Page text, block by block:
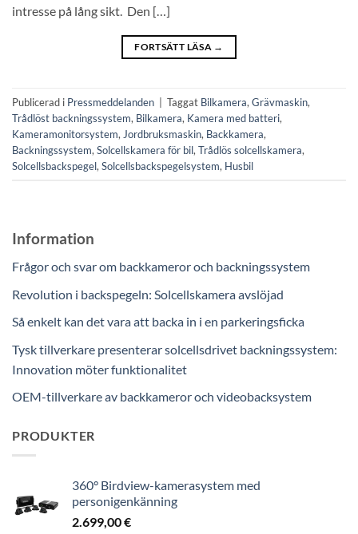
intresse på lång sikt. Den […]
FORTSÄTT LÄSA →
Publicerad i Pressmeddelanden Taggat Bilkamera, Grävmaskin,
Trådlöst backningssystem, Bilkamera, Kamera med batteri,
Kameramonitorsystem, Jordbruksmaskin, Backkamera,
Backningssystem, Solcellskamera för bil, Trådlös solcellskamera,
Solcellsbackspegel, Solcellsbackspegelsystem, Husbil
Information
Frågor och svar om backkameror och backningssystem
Revolution i backspegeln: Solcellskamera avslöjad
Så enkelt kan det vara att backa in i en parkeringsficka
Tysk tillverkare presenterar solcellsdrivet backningssystem:
Innovation möter funktionalitet
OEM-tillverkare av backkameror och videobacksystem
PRODUKTER
360° Birdview-kamerasystem med
personigenkänning
2.699,00€